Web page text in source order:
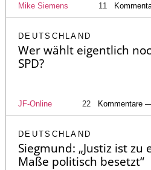
Mike Siemens 11
DEUTSCHLAND
Wer wählt eigentlich
SPD?
JF-Online 22 Kommentare
DEUTSCHLAND
Siegmund: „Justiz ist zu
Maße politisch besetzt“